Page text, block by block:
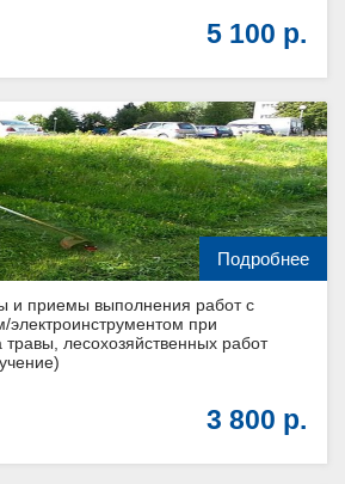
5 100
Подробнее
и приемы выполнения работ с
электроинструментом при
лесохозяйственных работ
3 800